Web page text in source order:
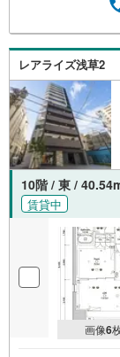
レアライズ浅草2
10階 / 東 /
賃貸中
画像6